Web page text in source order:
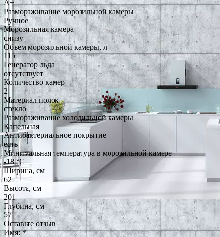
A+
Размораживание морозильной камеры
Ручное
Морозильная камера
снизу
Объем морозильной камеры, л
115
Генератор льда
отсутствует
Количество камер
2
Материал полок
стекло
Размораживание холодильной камеры
Капельная
Антибактериальное покрытие
есть
Минимальная температура в морозильной камере
-18 °C
Ширина, см
62
Высота, см
201
Глубина, см
57
Оставьте отзыв
Имя:*